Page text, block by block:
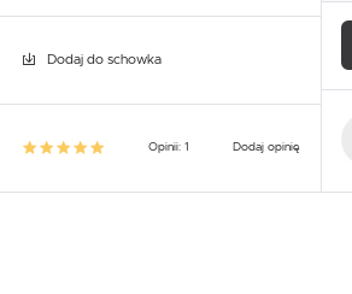
Dodaj do schowka
Opinii: 1 Dodaj opinię